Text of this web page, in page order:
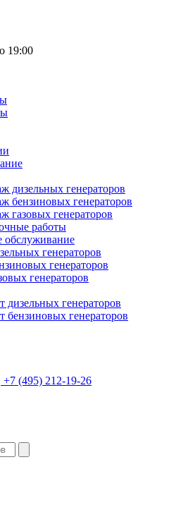
19:00
дизельных генераторов
бензиновых генераторов
газовых генераторов
работы
обслуживание
генераторов
генераторов
генераторов
дизельных генераторов
бензиновых генераторов
+7 (495) 212-19-26